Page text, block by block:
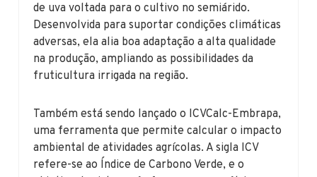
de uva voltada para o cultivo no semiárido.
Desenvolvida para suportar condições climáticas
adversas, ela alia boa adaptação a alta qualidade
na produção, ampliando as possibilidades da
fruticultura irrigada na região.
Também está sendo lançado o ICVCalc-Embrapa,
uma ferramenta que permite calcular o impacto
ambiental de atividades agrícolas. A sigla ICV
refere-se ao Índice de Carbono Verde, e o